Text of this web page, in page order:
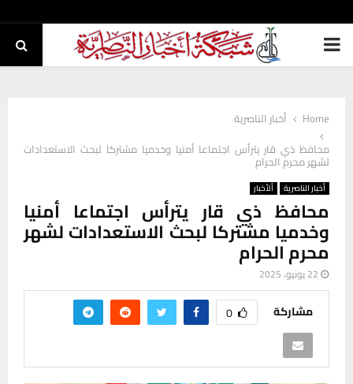
PRIMARY
Home
أخبار الناصرية
محافظ ذي قار يترأس اجتماعا أمنيا وخدميا مشتركا لبحث الاستعدادات
لشهر محرم الحرام
أخبار الناصرية ألأخبار
محافظ ذي قار يترأس اجتماعا أمنيا
وخدميا مشتركا لبحث الاستعدادات لشهر
محرم الحرام
22 يونيو، 2025
مشاركة 0